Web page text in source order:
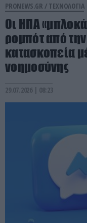
PRONEWS.GR / ΤΕΧΝΟΛΟΓΙΑ
Οι ΗΠΑ
ρομπότ από
κατασκοπεία
νοημοσύνης
29.07.2026 | 08:23